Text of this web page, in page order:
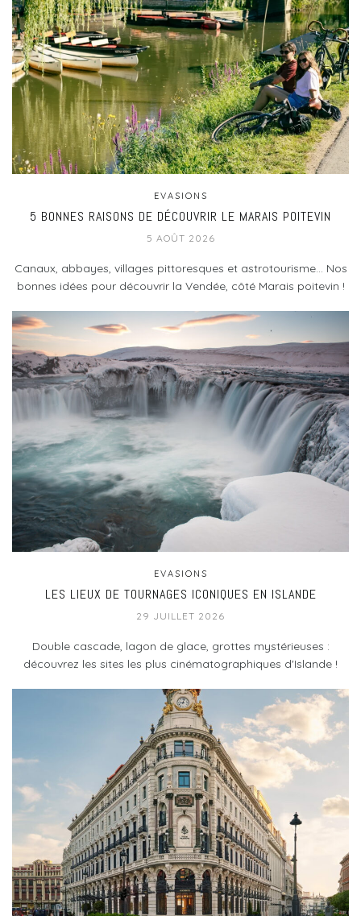
EVASIONS
5 BONNES RAISONS DE DÉCOUVRIR LE MARAIS POITEVIN
5 AOÛT 2026
Canaux, abbayes, villages pittoresques et astrotourisme... Nos
bonnes idées pour découvrir la Vendée, côté Marais poitevin !
EVASIONS
LES LIEUX DE TOURNAGES ICONIQUES EN ISLANDE
29 JUILLET 2026
Double cascade, lagon de glace, grottes mystérieuses :
découvrez les sites les plus cinématographiques d'Islande !